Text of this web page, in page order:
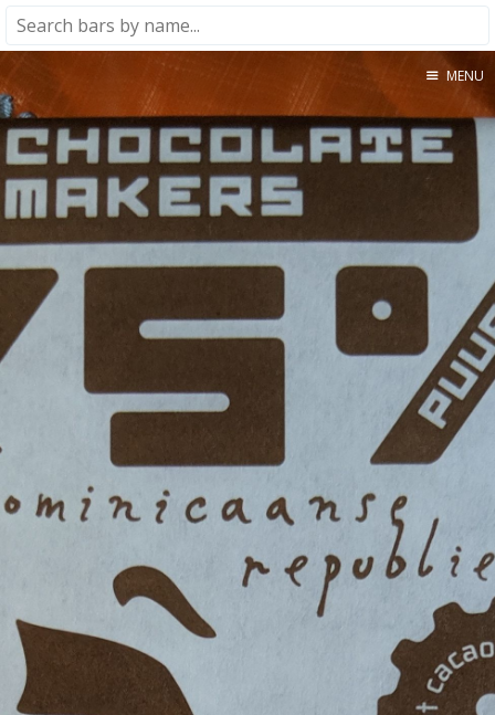
About
★★★★★
Privacy Policy
MENU